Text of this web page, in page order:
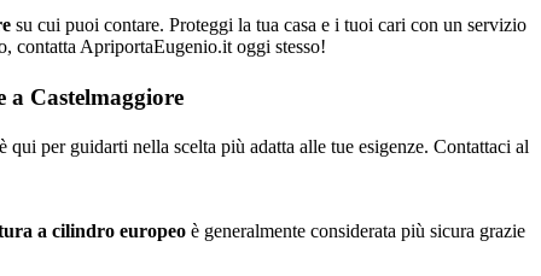
su cui puoi contare. Proteggi la tua casa e i tuoi cari con un servizio
contatta ApriportaEugenio.it oggi stesso!
Castelmaggiore
per guidarti nella scelta più adatta alle tue esigenze. Contattaci al
a cilindro europeo è generalmente considerata più sicura grazie